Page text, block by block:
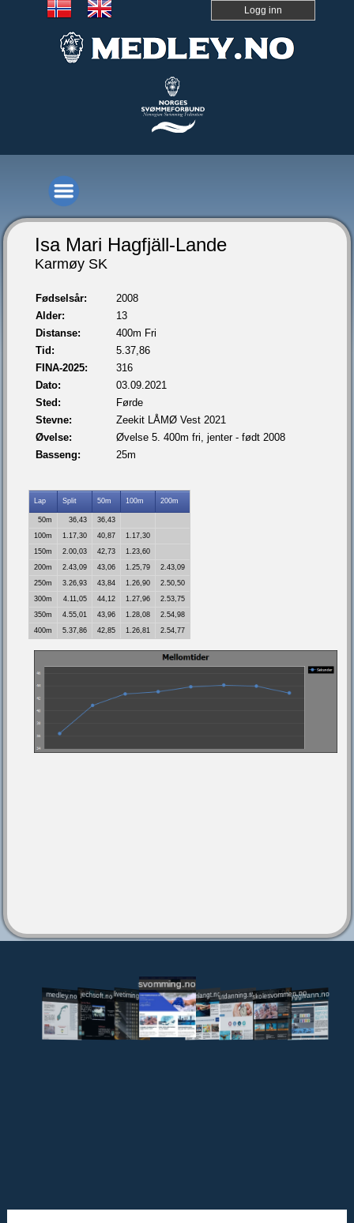
Logg inn
Isa Mari Hagfjäll-Lande
Karmøy SK
Fødselsår:
2008
Alder:
13
Distanse:
400m Fri
Tid:
5.37,86
FINA-2025:
316
Dato:
03.09.2021
Sted:
Førde
Stevne:
Zeekit LÅMØ Vest 2021
Øvelse:
Øvelse 5. 400m fri, jenter - født 2008
Basseng:
25m
Lap Split 50m 100m 200m
50m 36,43
36,43
100m
1.17,30 40,87
1.17,30
150m
2.00,03 42,73
1.23,60
200m
2.43,09 43,06 1.25,79
2.43,09
250m
3.26,93 43,84 1.26,90
2.50,50
300m
4.11,05 44,12 1.27,96
2.53,75
350m
4.55,01 43,96 1.28,08
2.54,98
400m
5.37,86 42,85 1.26,81 2.54,77
medley.no jechsoft.nolivetiming.medley.no
svomming.no
svomlangt.noutdanning.svomming.no
skolesvommen.notryggivann.no